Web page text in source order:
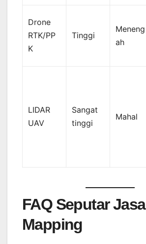
Drone
RTK/PP
K
Tinggi
Meneng
ah
LIDAR
UAV
Sangat
tinggi
Mahal
FAQ Seputar Jasa
Mapping